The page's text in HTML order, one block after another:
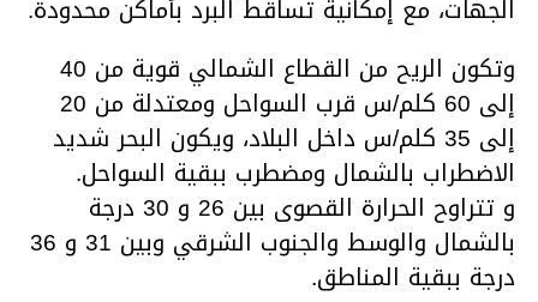
الجهات، مع إمكانية تساقط البرد بأماكن محدودة.
وتكون الريح من القطاع الشمالي قوية من 40
إلى 60 كلم/س قرب السواحل ومعتدلة من 20
إلى 35 كلم/س داخل البلاد، ويكون البحر شديد
الاضطراب بالشمال ومضطرب ببقية السواحل.
و تتراوح الحرارة القصوى بين 26 و 30 درجة
بالشمال والوسط والجنوب الشرقي وبين 31 و 36
درجة ببقية المناطق.